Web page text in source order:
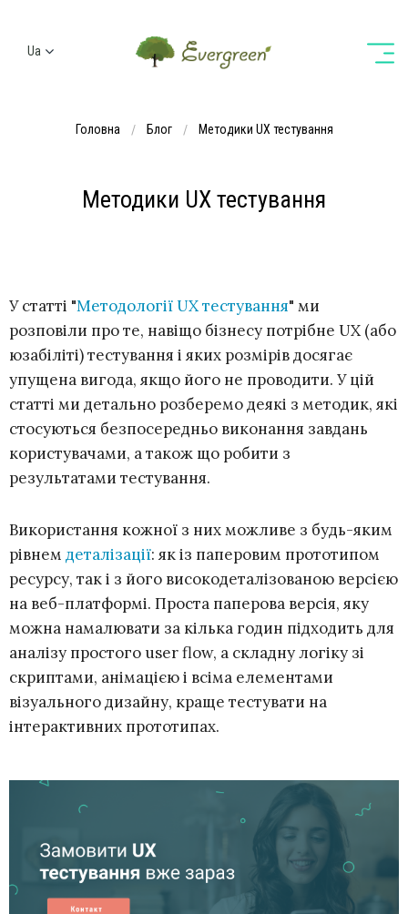
Ua
Головна Блог Методики UX тестування
Методики UX тестування
У статті "Методології UX тестування" ми
розповіли про те, навіщо бізнесу потрібне UX (або
юзабіліті) тестування і яких розмірів досягає
упущена вигода, якщо його не проводити. У цій
статті ми детально розберемо деякі з методик, які
стосуються безпосередньо виконання завдань
користувачами, а також що робити з
результатами тестування.
Використання кожної з них можливе з будь-яким
рівнем деталізації: як із паперовим прототипом
ресурсу, так і з його високодеталізованою версією
на веб-платформі. Проста паперова версія, яку
можна намалювати за кілька годин підходить для
аналізу простого user flow, а складну логіку зі
скриптами, анімацією і всіма елементами
візуального дизайну, краще тестувати на
інтерактивних прототипах.